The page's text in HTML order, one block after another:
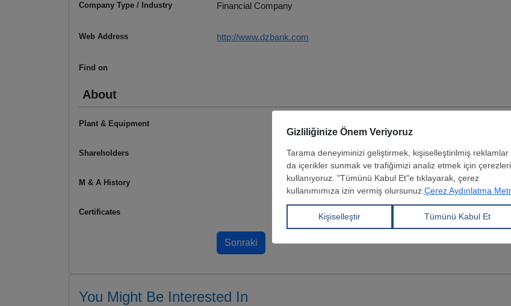
Company Type / Industry Financial Company
Web Address http://www.dzbank.com
Find on
About
Plant & Equipment
Shareholders
M & A History
Certificates
You Might Be Interested In